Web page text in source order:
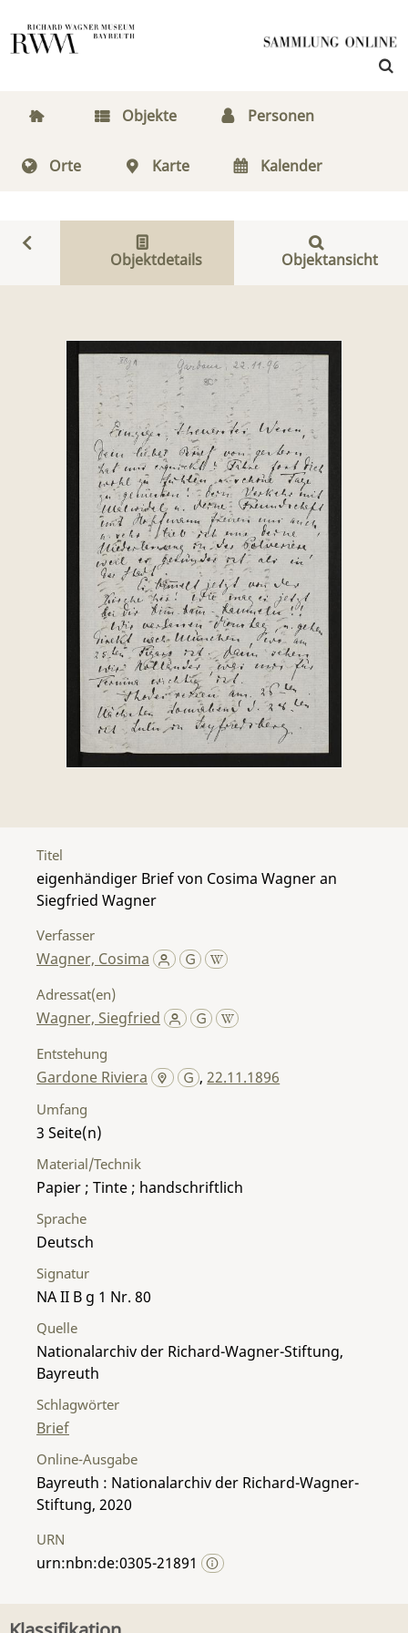
Objekte Personen
Orte Karte Kalender
Objektdetails Objektansicht
Titel
eigenhändiger Brief von Cosima Wagner an
Siegfried Wagner
Verfasser
Wagner, Cosima
Adressat(en)
Wagner, Siegfried
Entstehung
Gardone Riviera ,22.11.1896
Umfang
3
Material/Technik
Papier ; Tinte ; handschriftlich
Sprache
Deutsch
Signatur
NA II B g 1 Nr. 80
Quelle
Nationalarchiv der Richard-Wagner-Stiftung,
Bayreuth
Schlagwörter
Brief
Online-Ausgabe
Bayreuth : Nationalarchiv der Richard-Wagner-
Stiftung, 2020
URN
urn:nbn:de:0305-21891